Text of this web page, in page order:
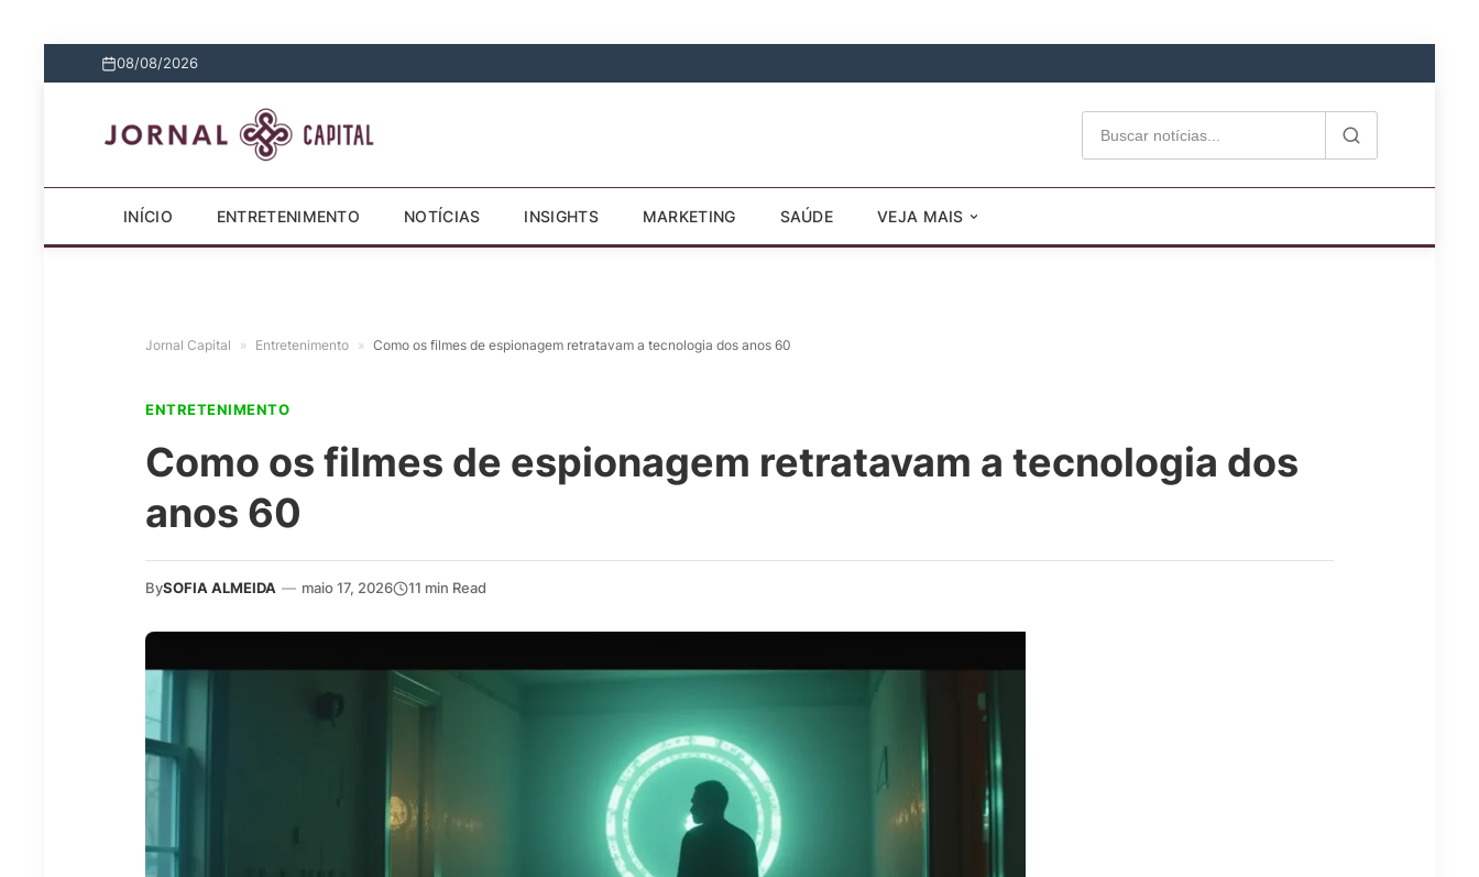
08/08/2026
INÍCIO ENTRETENIMENTO NOTÍCIAS INSIGHTS MARKETING SAÚDE VEJA MAIS
Jornal Capital » Entretenimento » Como os filmes de espionagem retratavam a tecnologia dos anos 60
ENTRETENIMENTO
Como os filmes de espionagem retratavam a tecnologia dos
anos 60
BySOFIA ALMEIDA — maio 17, 2026 11 min Read